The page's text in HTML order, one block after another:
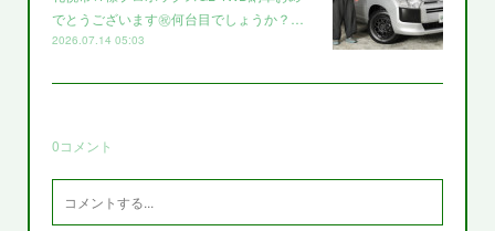
でとうございます㊗️何台目でしょうか？…
2026.07.14 05:03
0コメント